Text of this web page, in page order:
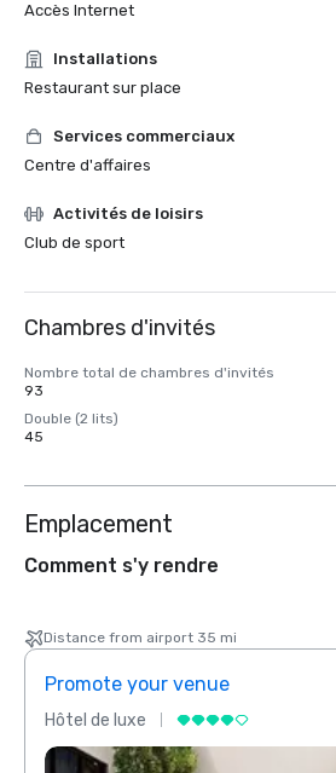
Accès Internet
Installations
Restaurant sur place
Services commerciaux
Centre d'affaires
Activités de loisirs
Club de sport
Chambres d'invités
Nombre total de chambres d'invités
93
Double (2 lits)
45
Emplacement
Comment s'y rendre
Distance from airport 35 mi
Promote your venue
Hôtel de luxe